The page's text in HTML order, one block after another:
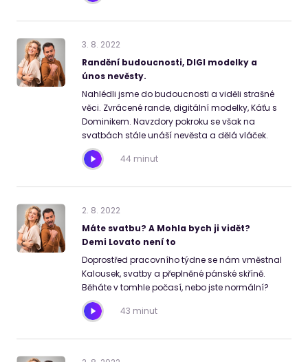
3. 8. 2022
Randění budoucnosti, DIGI modelky a
únos nevěsty.
Nahlédli jsme do budoucnosti a viděli strašné
věci. Zvrácené rande, digitální modelky, Káťu s
Dominikem. Navzdory pokroku se však na
svatbách stále unáší nevěsta a dělá vláček.
44 minut
2. 8. 2022
Máte svatbu? A Mohla bych ji vidět?
Demi Lovato není to
Doprostřed pracovního týdne se nám vměstnal
Kalousek, svatby a přeplněné pánské skříně.
Běháte v tomhle počasí, nebo jste normální?
43 minut